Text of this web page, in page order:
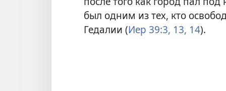
был одним из тех, кто
Гедалии (Иер 39:3, 13, 14).